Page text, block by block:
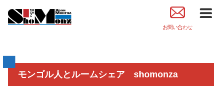
お問い合わせ
モンゴル人とルームシェア shomonza